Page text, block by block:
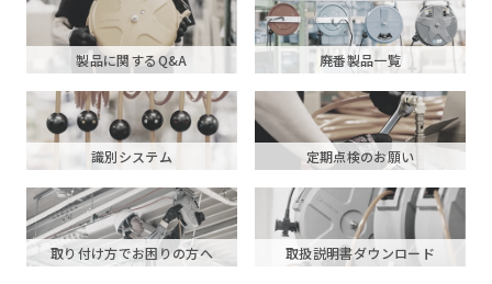
製品に関するQ&A 廃番製品一覧
識別システム 定期点検のお願い
取り付け方でお困りの方へ 取扱説明書ダウンロード